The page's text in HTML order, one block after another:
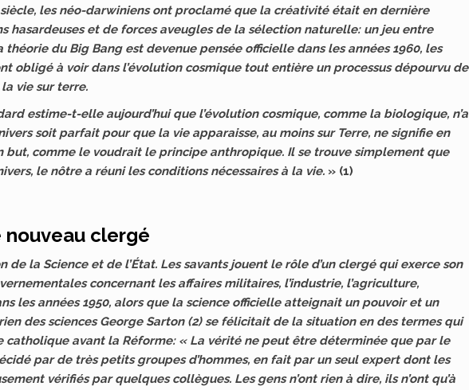
les néo-darwiniens ont proclamé que la créativité était en dernière
hasardeuses et de forces aveugles de la sélection naturelle: un jeu entre
du Big Bang est devenue pensée officielle dans les années 1960, les
obligé à voir dans l’évolution cosmique tout entière un processus dépourvu de
vie sur terre.
estime-t-elle aujourd’hui que l’évolution cosmique, comme la biologique, n’a
soit parfait pour que la vie apparaisse, au moins sur Terre, ne signifie en
but, comme le voudrait le principe anthropique. Il se trouve simplement que
le nôtre a réuni les conditions nécessaires à la vie. » (1)
clergé
de la Science et de l’État. Les savants jouent le rôle d’un clergé qui exerce son
concernant les affaires militaires, l’industrie, l’agriculture,
les années 1950, alors que la science officielle atteignait un pouvoir et un
des sciences George Sarton (2) se félicitait de la situation en des termes qui
catholique avant la Réforme: « La vérité ne peut être déterminée que par le
par de très petits groupes d’hommes, en fait par un seul expert dont les
vérifiés par quelques collègues. Les gens n’ont rien à dire, ils n’ont qu’à